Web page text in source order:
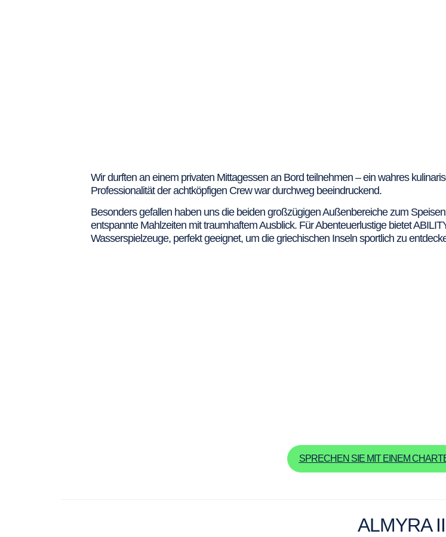
Wir durften an einem privaten Mittagessen an Bord teilnehmen – ein wahres
Professionalität der achtköpfigen Crew war durchweg beeindruckend.
Besonders gefallen haben uns die beiden großzügigen Außenbereiche zum
entspannte Mahlzeiten mit traumhaftem Ausblick. Für Abenteuerlustige bietet
Wasserspielzeuge, perfekt geeignet, um die griechischen Inseln sportlich zu
SPRECHEN SIE MIT EINEM
ALMYRA II